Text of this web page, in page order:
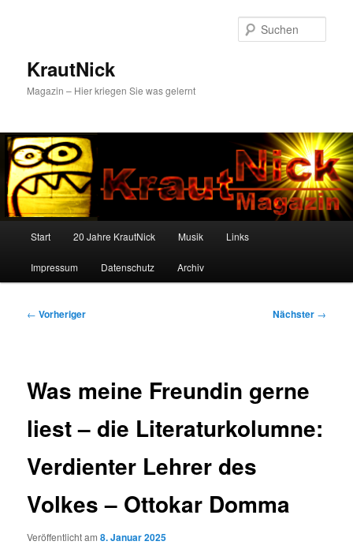
KrautNick
Magazin – Hier kriegen Sie was gelernt
Start 20 Jahre KrautNick Musik Links
Impressum Datenschutz Archiv
Beitragsnavigation
← Vorheriger Nächster →
Was meine Freundin gerne
liest – die Literaturkolumne:
Verdienter Lehrer des
Volkes – Ottokar Domma
Veröffentlicht am8. Januar 2025